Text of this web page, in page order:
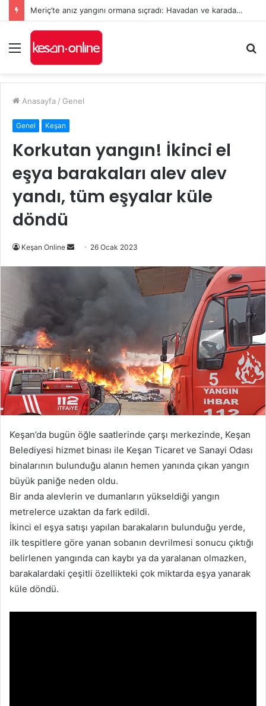
Meriç’te anız yangını ormana sıçradı: Havadan ve karadan müdahale sürüyor
Menü
...
Anasayfa / Genel
Genel Keşan
Korkutan yangın! İkinci el
eşya barakaları alev alev
yandı, tüm eşyalar küle
döndü
Keşan Online
Bir
göndermek
26 Ocak 2023
Keşan’da bugün öğle saatlerinde çarşı merkezinde, Keşan
Belediyesi hizmet binası ile Keşan Ticaret ve Sanayi Odası
binalarının bulunduğu alanın hemen yanında çıkan yangın
büyük paniğe neden oldu.
Bir anda alevlerin ve dumanların yükseldiği yangın
metrelerce uzaktan da fark edildi.
İkinci el eşya satışı yapılan barakaların bulunduğu yerde,
ilk tespitlere göre yanan sobanın devrilmesi sonucu çıktığı
belirlenen yangında can kaybı ya da yaralanan olmazken,
barakalardaki çeşitli özellikteki çok miktarda eşya yanarak
küle döndü.